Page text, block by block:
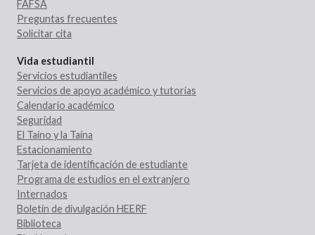
FAFSA
Preguntas frecuentes
Solicitar cita
Vida estudiantil
Servicios estudiantiles
Servicios de apoyo académico y tutorías
Calendario académico
Seguridad
El Taíno y la Taína
Estacionamiento
Tarjeta de identificación de estudiante
Programa de estudios en el extranjero
Internados
Boletín de divulgación HEERF
Biblioteca